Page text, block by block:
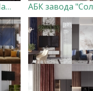
Кафе "Арт Фуд" Набережные Челны